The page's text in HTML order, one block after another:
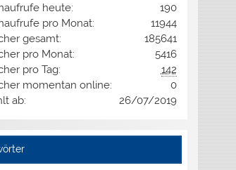
190
heute:
11944
pro Monat:
185641
gesamt:
5416
pro Monat:
142
pro Tag:
0
momentan online:
26/07/2019
ab: